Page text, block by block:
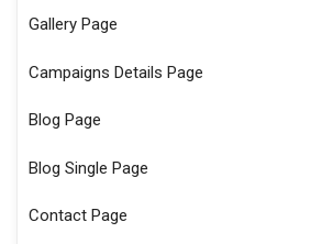
Gallery Page
Campaigns Details Page
Blog Page
Blog Single Page
Contact Page